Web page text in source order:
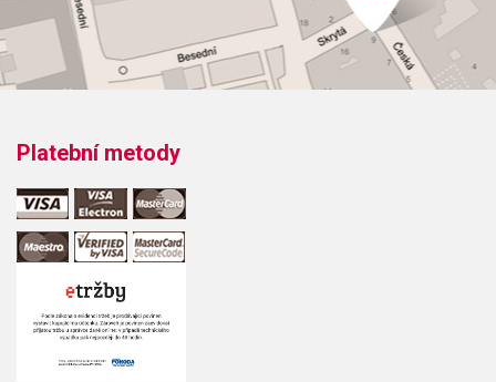
Platební metody